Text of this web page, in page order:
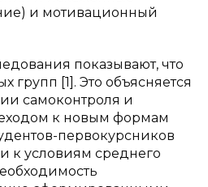
и мотивационный
показывают, что
[1]. Это объясняется
самоконтроля и
к новым формам
первокурсников
к условиям среднего